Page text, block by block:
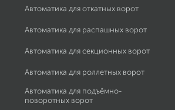
Автоматика для откатных ворот
Автоматика для распашных ворот
Автоматика для секционных ворот
Автоматика для роллетных ворот
Автоматика для подъёмно-
поворотных ворот